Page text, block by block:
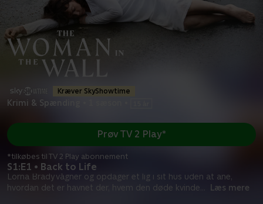
Kræver SkyShowtime
Krimi & Spænding
S1:E1 • Back to Life
Lorna Brady vågner og opdager et lig i sit hus uden at ane,
hvordan det er havnet der, hvem den døde kvinde
Læs mere
Prøv TV 2 Play*
*tilkøbes til TV 2 Play abonnement